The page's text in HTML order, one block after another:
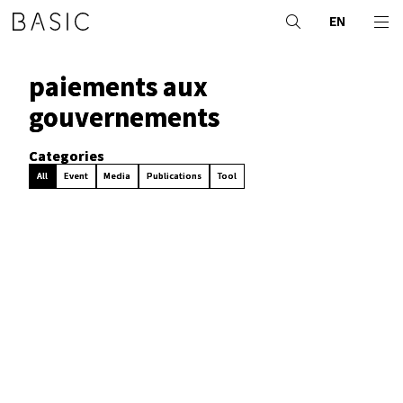
EN
paiements aux
gouvernements
Categories
All Event Media Publications Tool